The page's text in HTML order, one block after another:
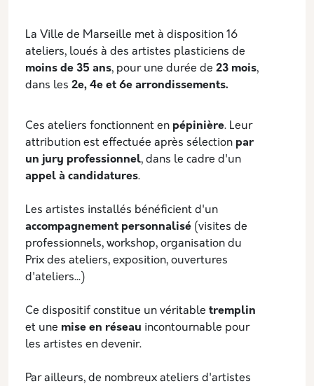
Description
La Ville de Marseille met à disposition 16
ateliers, loués à des artistes plasticiens de
moins de 35 ans, pour une durée de 23 mois,
dans les 2e, 4e et 6e arrondissements.
Ces ateliers fonctionnent en pépinière. Leur
attribution est effectuée après sélection par
un jury professionnel, dans le cadre d'un
appel à candidatures.
Les artistes installés bénéficient d'un
accompagnement personnalisé (visites de
professionnels, workshop, organisation du
Prix des ateliers, exposition, ouvertures
d'ateliers...)
Ce dispositif constitue un véritable tremplin
et une mise en réseau incontournable pour
les artistes en devenir.
Par ailleurs, de nombreux ateliers d'artistes